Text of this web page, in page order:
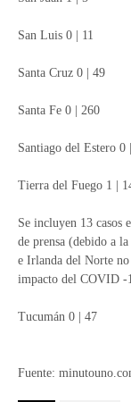
San Luis 0 | 11
Santa Cruz 0 | 49
Santa Fe 0 | 260
Santiago del Estero 0
Tierra del Fuego 1 |
Se incluyen 13 casos
de prensa (debido a
e Irlanda del Norte
impacto del COVID -
Tucumán 0 | 47
Fuente: